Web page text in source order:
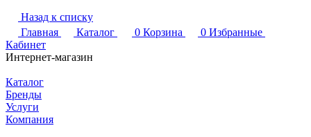
Назад к списку
Главная
Каталог 0 Корзина 0 Избранные
Кабинет
Интернет-магазин
Каталог
Бренды
Услуги
Компания